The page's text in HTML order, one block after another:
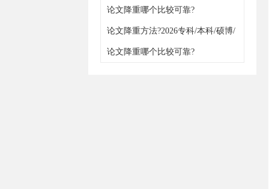
https://www.gxjiangchong.com/jiangchong/
论文降重哪个比较可靠?
论文降重方法?2026专科/本科/硕博/
职称通用
论文降重哪个比较可靠?